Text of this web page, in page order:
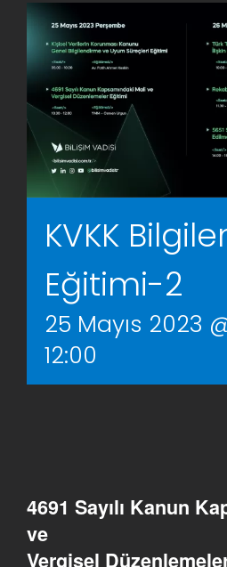
AR-GE
Kariyer
KVKK
Eğitimi-2
25 Mayıs 2023
12:00
4691 Sayılı Kanun
ve
Vergisel